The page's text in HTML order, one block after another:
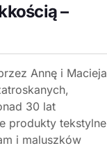
–
Annę i Macieja
30 lat
produkty tekstylne
i maluszków